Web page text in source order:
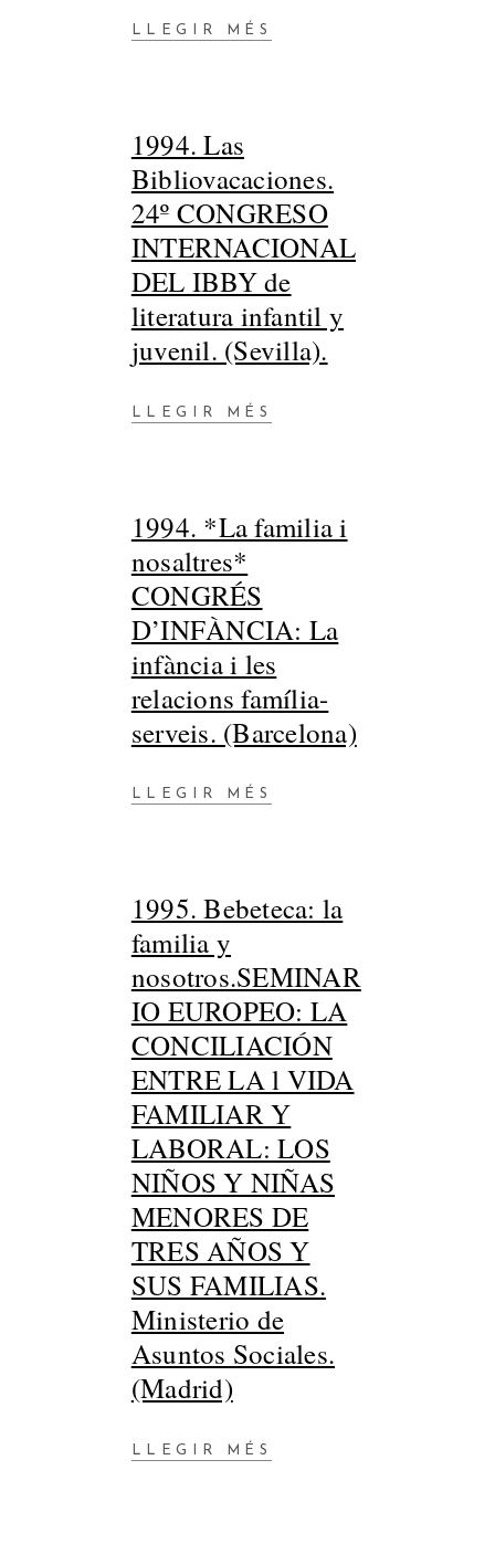
LLEGIR MÉS
1994. Las
Bibliovacaciones.
24º CONGRESO
INTERNACIONAL
DEL IBBY de
literatura infantil y
juvenil. (Sevilla).
LLEGIR MÉS
1994. *La familia i
nosaltres*
CONGRÉS
D’INFÀNCIA: La
infància i les
relacions família-
serveis. (Barcelona)
LLEGIR MÉS
1995. Bebeteca: la
familia y
nosotros.SEMINAR
IO EUROPEO: LA
CONCILIACIÓN
ENTRE LA l VIDA
FAMILIAR Y
LABORAL: LOS
NIÑOS Y NIÑAS
MENORES DE
TRES AÑOS Y
SUS FAMILIAS.
Ministerio de
Asuntos Sociales.
(Madrid)
LLEGIR MÉS